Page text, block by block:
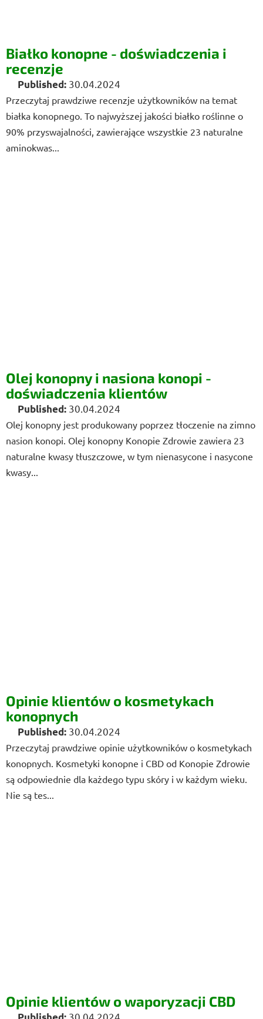
Białko konopne - doświadczenia i
recenzje
30.04.2024
Przeczytaj prawdziwe recenzje użytkowników na temat
białka konopnego. To najwyższej jakości białko roślinne o
90% przyswajalności, zawierające wszystkie 23 naturalne
aminokwas...
Olej konopny i nasiona konopi -
doświadczenia klientów
30.04.2024
Olej konopny jest produkowany poprzez tłoczenie na zimno
nasion konopi. Olej konopny Konopie Zdrowie zawiera 23
naturalne kwasy tłuszczowe, w tym nienasycone i nasycone
kwasy...
Opinie klientów o kosmetykach
konopnych
30.04.2024
Przeczytaj prawdziwe opinie użytkowników o kosmetykach
konopnych. Kosmetyki konopne i CBD od Konopie Zdrowie
są odpowiednie dla każdego typu skóry i w każdym wieku.
Nie są tes...
Opinie klientów o waporyzacji CBD